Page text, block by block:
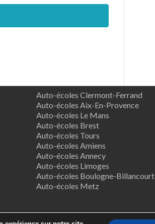
Auto-écoles Clermont-Ferrand
Auto-écoles Aix-En-Provence
Auto-écoles Le Mans
Auto-écoles Brest
Auto-écoles Tours
Auto-écoles Amiens
Auto-écoles Annecy
Auto-écoles Limoges
Auto-écoles Boulogne-Billancourt
Auto-écoles Metz